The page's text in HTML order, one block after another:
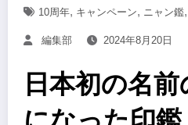
10周年, キャンペーン, ニャン鑑,
編集部 2024年8月20日
日本初の名